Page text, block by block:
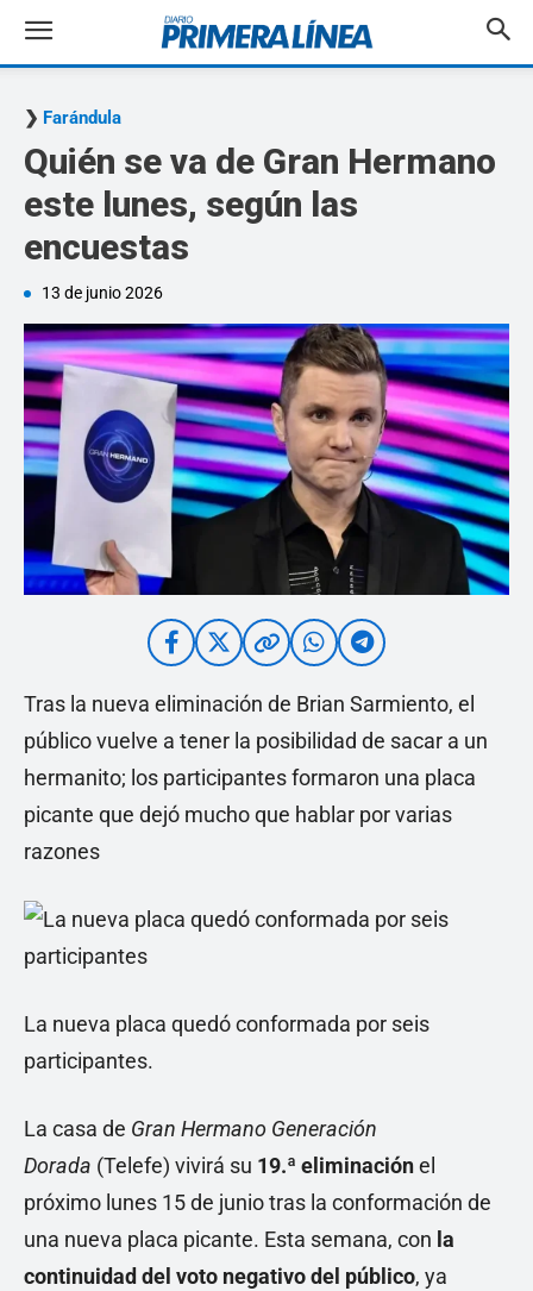
Farándula
Quién se va de Gran Hermano
este lunes, según las
encuestas
13 de junio 2026
Tras la nueva eliminación de Brian Sarmiento, el
público vuelve a tener la posibilidad de sacar a un
hermanito; los participantes formaron una placa
picante que dejó mucho que hablar por varias
razones
La nueva placa quedó conformada por seis
participantes.
La casa de Gran Hermano Generación
Dorada (Telefe) vivirá su 19.ª eliminaciónel
próximo lunes 15 de junio tras la conformación de
una nueva placa picante. Esta semana, con la
continuidad del voto negativo del público, ya